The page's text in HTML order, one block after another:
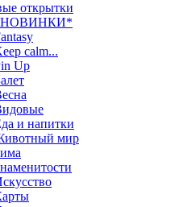
открытки
calm...
Up
и напитки
мир